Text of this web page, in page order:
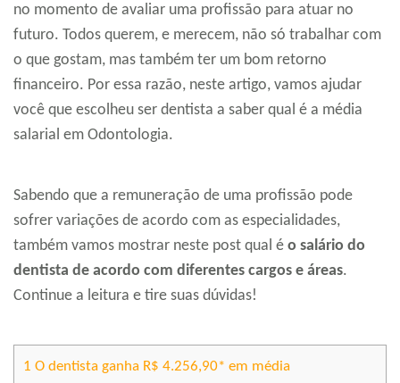
no momento de avaliar uma profissão para atuar no
futuro. Todos querem, e merecem, não só trabalhar com
o que gostam, mas também ter um bom retorno
financeiro. Por essa razão, neste artigo, vamos ajudar
você que escolheu ser dentista a saber qual é a média
salarial em Odontologia.
Sabendo que a remuneração de uma profissão pode
sofrer variações de acordo com as especialidades,
também vamos mostrar neste post qual é o salário do
dentista de acordo com diferentes cargos e áreas.
Continue a leitura e tire suas dúvidas!
1 O dentista ganha R$ 4.256,90* em média